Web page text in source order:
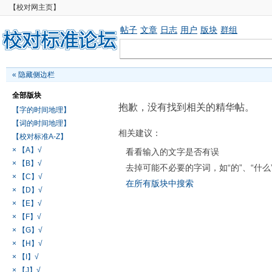
【校对网主页】
帖子 文章 日志 用户 版块 群组
« 隐藏侧边栏
全部版块
【字的时间地理】
【词的时间地理】
【校对标准A-Z】
× 【A】√
× 【B】√
× 【C】√
× 【D】√
× 【E】√
× 【F】√
× 【G】√
× 【H】√
× 【I】√
× 【J】√
抱歉，没有找到相关的精华帖。
相关建议：
看看输入的文字是否有误
去掉可能不必要的字词，如“的”、“什么
在所有版块中搜索